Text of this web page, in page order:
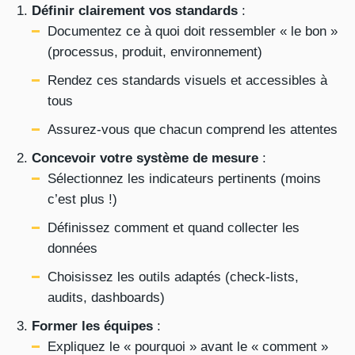
Définir clairement vos standards :
Documentez ce à quoi doit ressembler « le bon »
(processus, produit, environnement)
Rendez ces standards visuels et accessibles à
tous
Assurez-vous que chacun comprend les attentes
Concevoir votre système de mesure :
Sélectionnez les indicateurs pertinents (moins
c’est plus !)
Définissez comment et quand collecter les
données
Choisissez les outils adaptés (check-lists,
audits, dashboards)
Former les équipes :
Expliquez le « pourquoi » avant le « comment »